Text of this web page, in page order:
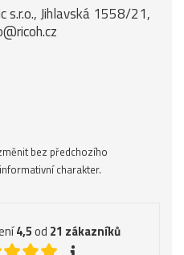
s.r.o., Jihlavská 1558/21,
bez předchozího
charakter.
4,5od 21 zákazníků